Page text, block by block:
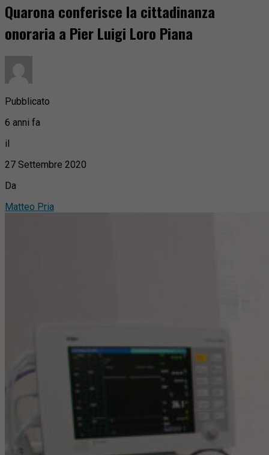
Quarona conferisce la cittadinanza
onoraria a Pier Luigi Loro Piana
Pubblicato
6 anni fa
il
27 Settembre 2020
Da
Matteo Pria